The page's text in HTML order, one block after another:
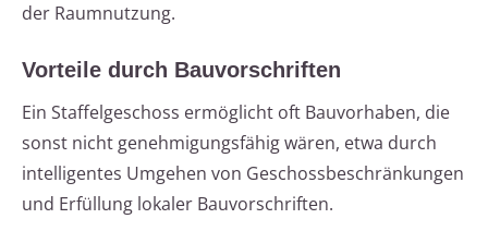
der Raumnutzung.
Vorteile durch Bauvorschriften
Ein Staffelgeschoss ermöglicht oft Bauvorhaben, die
sonst nicht genehmigungsfähig wären, etwa durch
intelligentes Umgehen von Geschossbeschränkungen
und Erfüllung lokaler Bauvorschriften.